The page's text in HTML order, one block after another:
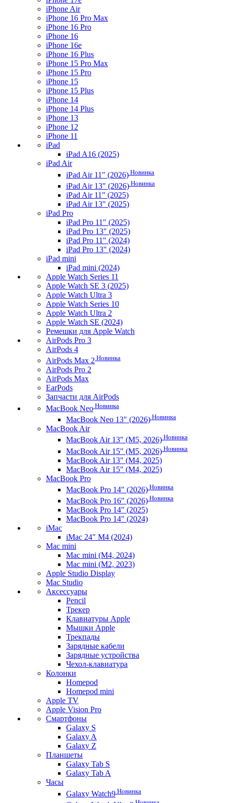
iPhone Air
iPhone 16 Pro Max
iPhone 16 Pro
iPhone 16
iPhone 16e
iPhone 16 Plus
iPhone 15 Pro Max
iPhone 15 Pro
iPhone 15
iPhone 15 Plus
iPhone 14
iPhone 14 Plus
iPhone 13
iPhone 12
iPhone 11
iPad
iPad A16 (2025)
iPad Air
iPad Air 11" (2026) Новинка
iPad Air 13" (2026) Новинка
iPad Air 11" (2025)
iPad Air 13" (2025)
iPad Pro
iPad Pro 11" (2025)
iPad Pro 13" (2025)
iPad Pro 11" (2024)
iPad Pro 13" (2024)
iPad mini
iPad mini (2024)
Apple Watch Series 11
Apple Watch SE 3 (2025)
Apple Watch Ultra 3
Apple Watch Series 10
Apple Watch Ultra 2
Apple Watch SE (2024)
Ремешки для Apple Watch
AirPods Pro 3
AirPods 4
AirPods Max 2 Новинка
AirPods Pro 2
AirPods Max
EarPods
Запчасти для AirPods
MacBook Neo Новинка
MacBook Neo 13" (2026) Новинка
MacBook Air
MacBook Air 13" (M5, 2026) Новинка
MacBook Air 15" (M5, 2026) Новинка
MacBook Air 13" (M4, 2025)
MacBook Air 15" (M4, 2025)
MacBook Pro
MacBook Pro 14" (2026) Новинка
MacBook Pro 16" (2026) Новинка
MacBook Pro 14" (2025)
MacBook Pro 14" (2024)
iMac
iMac 24" M4 (2024)
Mac mini
Mac mini (M4, 2024)
Mac mini (M2, 2023)
Apple Studio Display
Mac Studio
Аксессуары
Pencil
Трекер
Клавиатуры Apple
Мышки Apple
Трекпады
Зарядные кабели
Зарядные устройства
Чехол-клавиатура
Колонки
Homepod
Homepod mini
Apple TV
Apple Vision Pro
Смартфоны
Galaxy S
Galaxy A
Galaxy Z
Планшеты
Galaxy Tab S
Galaxy Tab A
Часы
Galaxy Watch9 Новинка